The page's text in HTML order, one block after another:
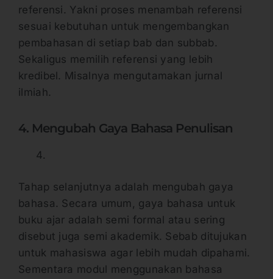
referensi. Yakni proses menambah referensi
sesuai kebutuhan untuk mengembangkan
pembahasan di setiap bab dan subbab.
Sekaligus memilih referensi yang lebih
kredibel. Misalnya mengutamakan jurnal
ilmiah.
4. Mengubah Gaya Bahasa Penulisan
Tahap selanjutnya adalah mengubah gaya
bahasa. Secara umum, gaya bahasa untuk
buku ajar adalah semi formal atau sering
disebut juga semi akademik. Sebab ditujukan
untuk mahasiswa agar lebih mudah dipahami.
Sementara modul menggunakan bahasa